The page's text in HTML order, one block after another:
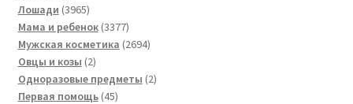
товар
Лошади 39653965
товаров
Мама и ребенок 33773377
товаров
Мужская косметика 26942694
Овцы и козы 22
товара
Одноразовые предметы 22
Первая помощь 4545